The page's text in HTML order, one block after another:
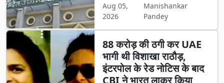
Aug 05,
2026
Manishankar
Pandey
88 करोड़ की ठगी कर UAE
भागी थी विशाखा राठौड़,
इंटरपोल के रेड नोटिस के बाद